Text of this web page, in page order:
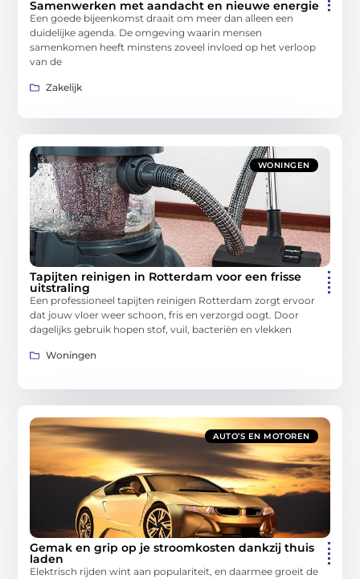
Samenwerken met aandacht en nieuwe energie
Een goede bijeenkomst draait om meer dan alleen een
duidelijke agenda. De omgeving waarin mensen
samenkomen heeft minstens zoveel invloed op het verloop
van de
Zakelijk
WONINGEN
Tapijten reinigen in Rotterdam voor een frisse
uitstraling
Een professioneel tapijten reinigen Rotterdam zorgt ervoor
dat jouw vloer weer schoon, fris en verzorgd oogt. Door
dagelijks gebruik hopen stof, vuil, bacteriën en vlekken
Woningen
AUTO’S EN MOTOREN
Gemak en grip op je stroomkosten dankzij thuis
laden
Elektrisch rijden wint aan populariteit, en daarmee groeit de